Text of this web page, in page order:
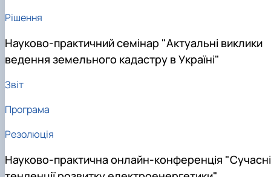
Рішення
Науково-практичний семінар "Актуальні виклики
ведення земельного кадастру в Україні"
Звіт
Програма
Резолюція
Науково-практична онлайн-конференція "Сучасні